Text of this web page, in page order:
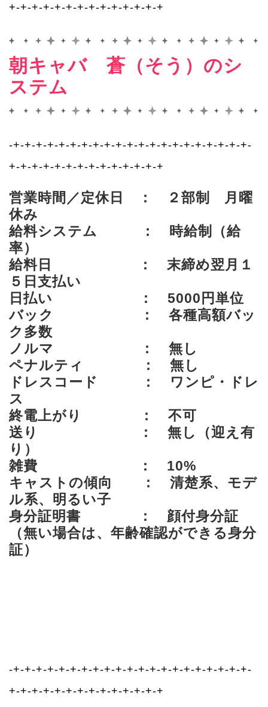
+-+-+-+-+-+-+-+-+-+-+-+-+-+
朝キャバ 蒼（そう）のシ
ステム
-+-+-+-+-+-+-+-+-+-+-+-+-+-+-+-+-+-+-+-+-+-
+-+-+-+-+-+-+-+-+-+-+-+-+-+
営業時間／定休日 ： ２部制 月曜
休み
給料システム ： 時給制（給
率）
給料日 ： 末締め翌月１
５日支払い
日払い ： 5000円単位
バック ： 各種高額バッ
ク多数
ノルマ ： 無し
ペナルティ ： 無し
ドレスコード ： ワンピ・ドレ
ス
終電上がり ： 不可
送り ： 無し（迎え有
り）
雑費 ： 10%
キャストの傾向 ： 清楚系、モデ
ル系、明るい子
身分証明書 ： 顔付身分証
（無い場合は、年齢確認ができる身分
証）
-+-+-+-+-+-+-+-+-+-+-+-+-+-+-+-+-+-+-+-+-+-
+-+-+-+-+-+-+-+-+-+-+-+-+-+